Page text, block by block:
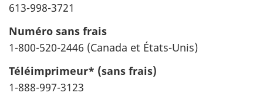
613-998-3721
Numéro sans frais
1-800-520-2446 (Canada et États-Unis)
Téléimprimeur* (sans frais)
1-888-997-3123